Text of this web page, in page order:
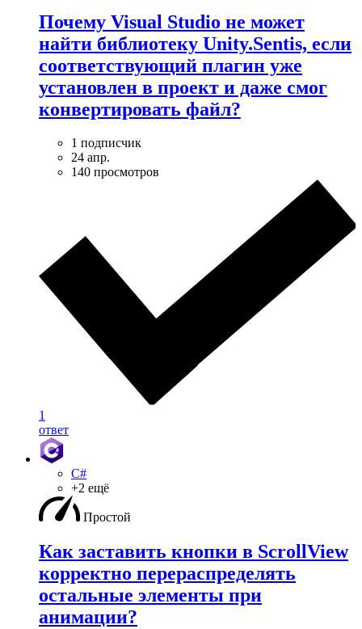
Почему Visual Studio не может
найти библиотеку Unity.Sentis, если
соответствующий плагин уже
установлен в проект и даже смог
конвертировать файл?
1 подписчик
24 апр.
140 просмотров
1
ответ
C#
+2 ещё
Простой
Как заставить кнопки в ScrollView
корректно перераспределять
остальные элементы при
анимации?